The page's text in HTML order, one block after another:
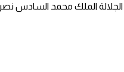
الملك محمد السادس